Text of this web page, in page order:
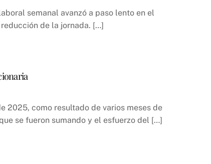
semanal avanzó a paso lento en el
de la jornada. […]
2025, como resultado de varios meses de
se fueron sumando y el esfuerzo del […]